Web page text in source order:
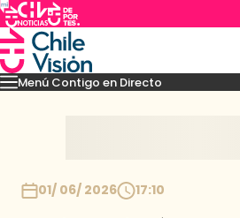
Menú Contigo en Directo
Momentos
01/ 06/ 2026 17:10
Imperdibles